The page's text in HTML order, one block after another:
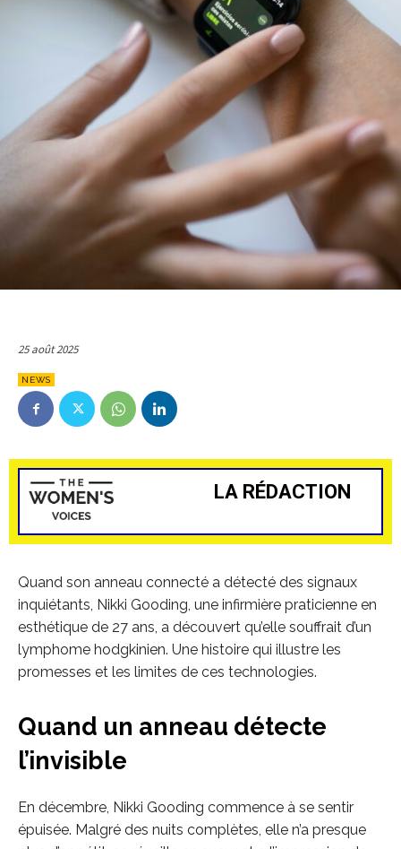
25 août 2025
NEWS
LA RÉDACTION
Quand son anneau connecté a détecté des signaux
inquiétants, Nikki Gooding, une infirmière praticienne en
esthétique de 27 ans, a découvert qu’elle souffrait d’un
lymphome hodgkinien. Une histoire qui illustre les
promesses et les limites de ces technologies.
Quand un anneau détecte
l’invisible
En décembre, Nikki Gooding commence à se sentir
épuisée. Malgré des nuits complètes, elle n’a presque